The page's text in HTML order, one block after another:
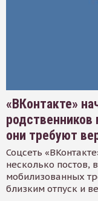
«ВКонтакте»
они требуют
Соцсеть
несколько постов,
мобилизованных
близким отпуск и